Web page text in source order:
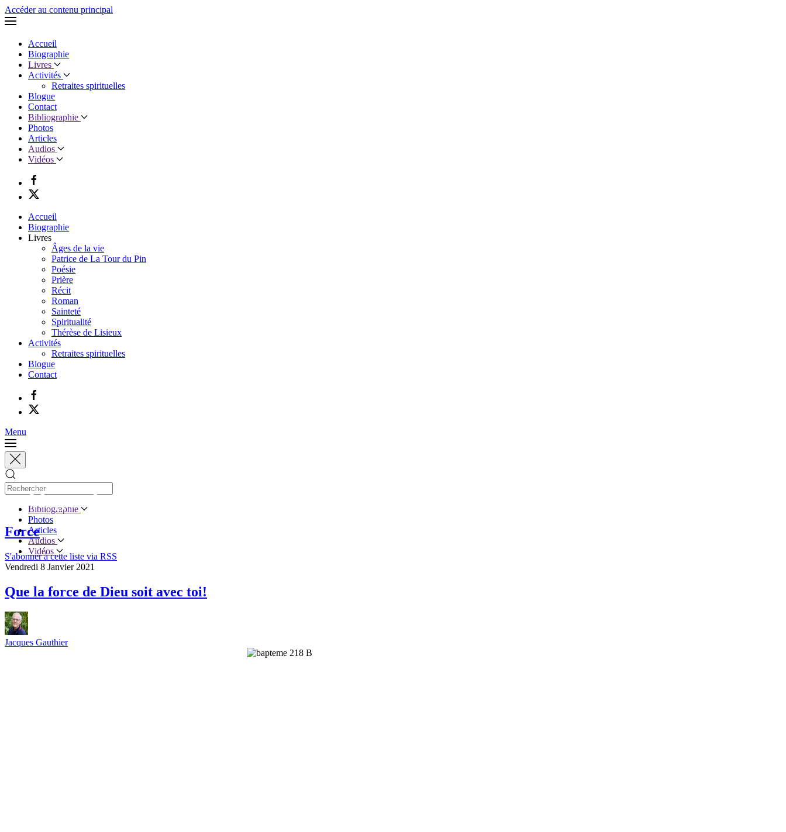
Accéder au contenu principal
Accueil
Biographie
Livres
Activités
Retraites spirituelles
Blogue
Contact
Bibliographie
Photos
Articles
Audios
Vidéos
Accueil
Biographie
Livres
Âges de la vie
Patrice de La Tour du Pin
Poésie
Prière
Récit
Roman
Sainteté
Spiritualité
Thérèse de Lisieux
Activités
Retraites spirituelles
Blogue
Contact
Menu
Bibliographie
Photos
Articles
Audios
Vidéos
Le blogue de Jacques Gauthier
Force
S'abonner à cette liste via RSS
Vendredi 8 Janvier 2021
Que la force de Dieu soit avec toi!
Jacques Gauthier